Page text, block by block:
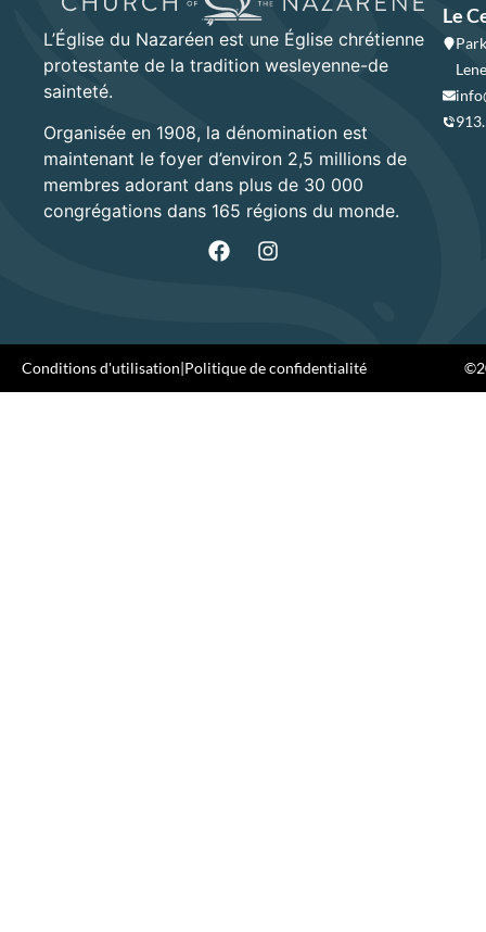
L’Église du Nazaréen est une Église chrétienne
protestante de la tradition wesleyenne-de
sainteté.
Organisée en 1908, la dénomination est
maintenant le foyer d’environ 2,5 millions de
membres adorant dans plus de 30 000
congrégations dans 165 régions du monde.
Le
Conditions d'utilisation|Politique de confidentialité